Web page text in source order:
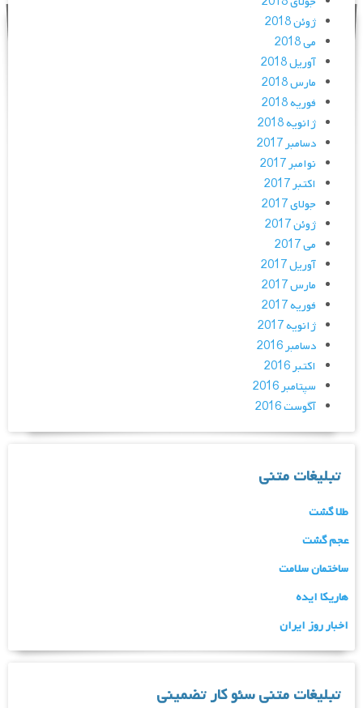
ژوئن 2018
می 2018
آوریل 2018
مارس 2018
فوریه 2018
ژانویه 2018
دسامبر 2017
نوامبر 2017
اکتبر 2017
جولای 2017
ژوئن 2017
می 2017
آوریل 2017
مارس 2017
فوریه 2017
ژانویه 2017
دسامبر 2016
اکتبر 2016
سپتامبر 2016
آگوست 2016
تبلیغات متنی
طلا گشت
عجم گشت
ساختمان سلامت
هاریکا ایده
اخبار روز ایران
تبلیغات متنی سئو کار تضمینی